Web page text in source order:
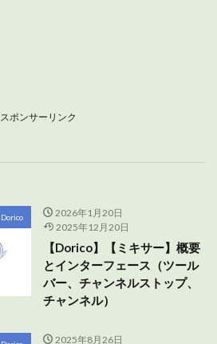
スポンサーリンク
Dorico
2026年1月20日
2025年12月20日
【Dorico】【ミキサー】概要
とインターフェース（ツール
バー、チャンネルストップ、
チャンネル）
2025年8月26日